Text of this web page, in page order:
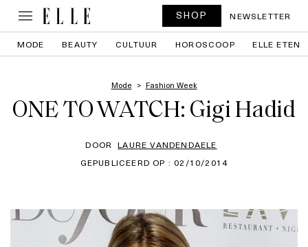
SHOP NEWSLETTER
MODE BEAUTY CULTUUR HOROSCOOP ELLE ETEN
Mode Fashion Week
ONE TO WATCH: Gigi Hadid
DOOR LAURE VANDENDAELE
GEPUBLICEERD OP : 02/10/2014